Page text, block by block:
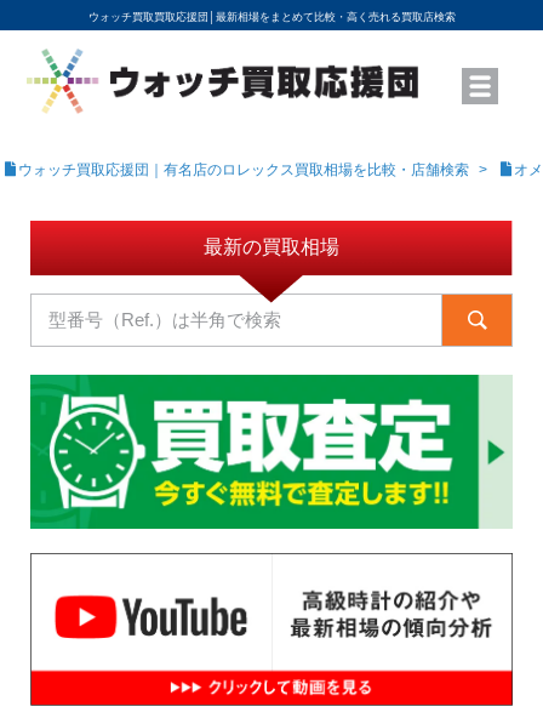
ウォッチ買取買取応援団│ 最新相場をまとめて比較・高く売れる買取店検索
YouTubeで動画を公開中
ROLEXモデル名から買取相場を調べる
高級時計ブランド名から買取相場を調べる
地域から買取店を探す
店舗名から買取店を探す
ブランド時計を高く売る方法
買取査定を依頼する
ウォッチ買取応援団｜有名店のロレックス買取相場を比較・店舗検索 オ
最新の買取相場